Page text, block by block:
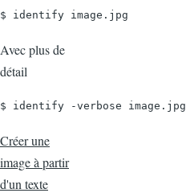
$ identify image.jpg
Avec plus de
détail
$ identify -verbose image.jpg
Créer une
image à partir
d'un texte